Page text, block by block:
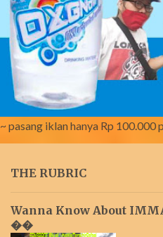
~ pasang iklan hanya Rp 100.000
THE RUBRIC
Wanna Know About
��